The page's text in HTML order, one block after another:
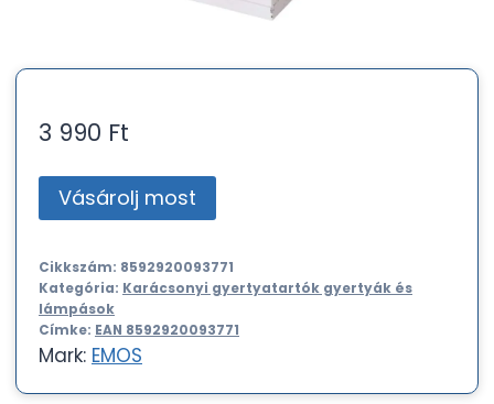
3 990 Ft
Vásárolj most
Cikkszám: 8592920093771
Kategória: Karácsonyi gyertyatartók gyertyák és
lámpások
Címke: EAN 8592920093771
Mark: EMOS